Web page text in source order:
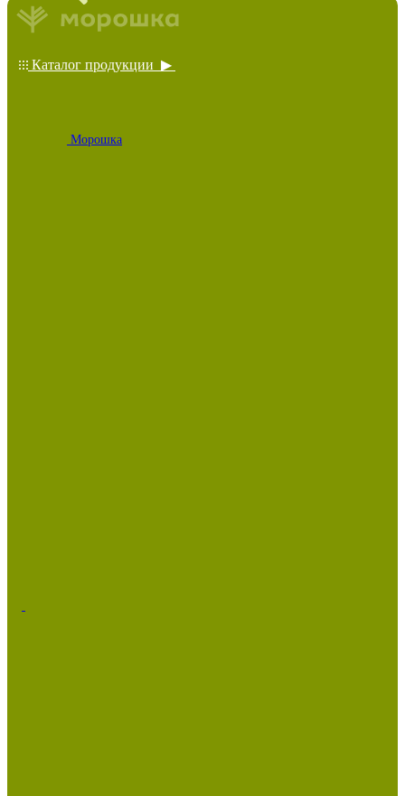
Каталог продукции ▶
Морошка